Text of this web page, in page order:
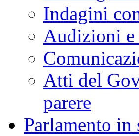
Indagini
Audizioni e
Atti del
parere
Parlamento in